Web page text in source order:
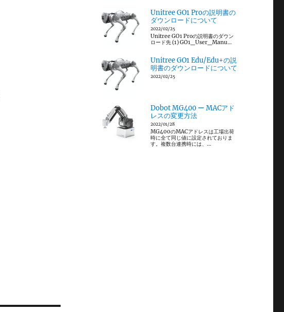
Unitree GO1 Proの説明書の
ダウンロードについて
2022/02/25
Unitree GO1 Proの説明書のダウン
ロード先 (1) GO1_User_Manu…
Unitree GO1 Edu/Edu+の説
明書のダウンロードについて
2022/02/25
Dobot MG400 ー MACアド
レスの変更方法
2022/01/28
MG400のMACアドレスは工場出荷
時に全て同じ値に設定されておりま
す。複数台連携時には、…